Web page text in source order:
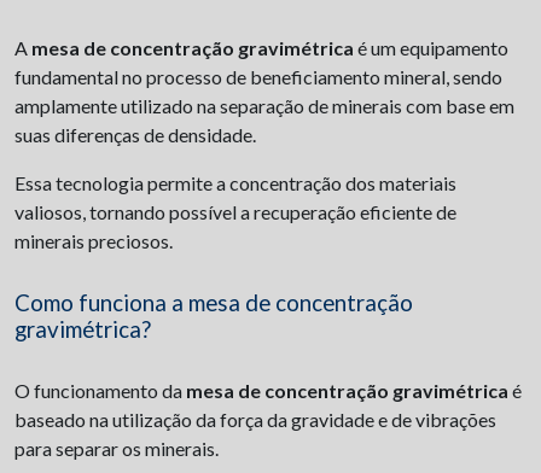
A mesa de concentração gravimétrica é um equipamento
fundamental no processo de beneficiamento mineral, sendo
amplamente utilizado na separação de minerais com base em
suas diferenças de densidade.
Essa tecnologia permite a concentração dos materiais
valiosos, tornando possível a recuperação eficiente de
minerais preciosos.
Como funciona a mesa de concentração
gravimétrica?
O funcionamento da mesa de concentração gravimétrica é
baseado na utilização da força da gravidade e de vibrações
para separar os minerais.